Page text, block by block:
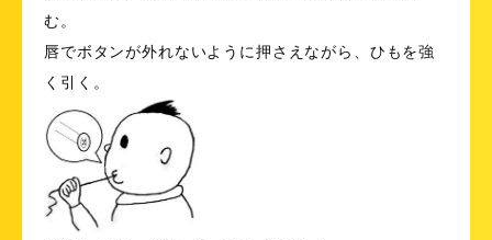
む。
唇でボタンが外れないように押さえながら、ひもを強
く引く。